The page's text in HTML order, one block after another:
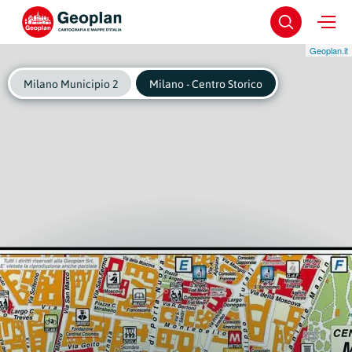
Geoplan.it
Milano Municipio 2 Milano - Centro Storico